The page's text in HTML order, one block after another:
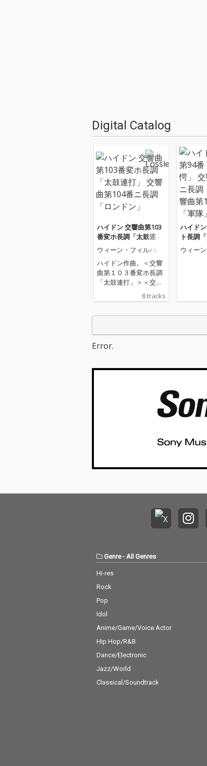
Digital Catalog
ハイドン 交響曲第103
番変ホ長調「太鼓連
打」 交響曲第104番ニ
長調「ロンドン」
ウィーン・フィルハー
ハイドン作曲。＜交響
曲第１０３番変ホ長調
「太鼓連打」＞＜交響
「ロンドン」＞収録。
8 tracks
ハイド
ト長調
第96番
交響曲
ウィー
Error.
Genre- All Genres
Hi-res
Rock
Pop
Idol
Anime/Game/Voice Actor
Hip Hop/R&B
Dance/Electronic
Jazz/World
Classical/Soundtrack